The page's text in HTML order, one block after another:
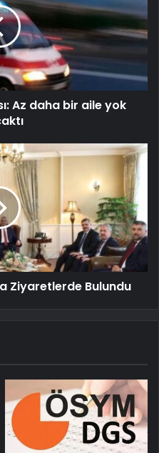
Az daha bir aile yok
Ziyaretlerde Bulundu